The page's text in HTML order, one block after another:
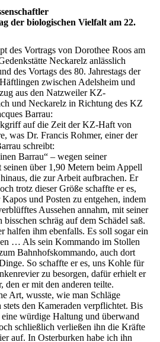
der biologischen Vielfalt am 22.
des Vortrags von Dorothee Roos am
Neckarelz anlässlich
des Vortags des 80. Jahrestags der
zwischen Adelsheim und
aus den Natzweiler KZ-
und Neckarelz in Richtung des KZ
Barrau:
auf die Zeit der KZ-Haft von
was Dr. Francis Rohmer, einer der
schreibt:
Barrau“ – wegen seiner
über 1,90 Metern beim Appell
die zur Arbeit aufbrachen. Er
trotz dieser Größe schaffte er es,
und Posten zu entgehen, indem
Aussehen annahm, mit seiner
schräg auf dem Schädel saß.
halfen ihm ebenfalls. Es soll sogar ein
… Als sein Kommando im Stollen
Bahnhofskommando, auch dort
So schaffte er es, uns Kohle für
zu besorgen, dafür erhielt er
den er mit den anderen teilte.
Art, wusste, wie man Schläge
den Kameraden verpflichtet. Bis
würdige Haltung und überwand
schließlich verließen ihn die Kräfte
auf. In Osterburken habe ich ihn